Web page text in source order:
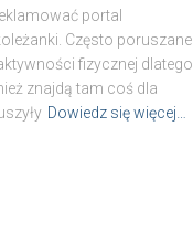
portal
Często poruszane
fizycznej dlatego
znajdą tam coś dla
Dowiedz się więcej…